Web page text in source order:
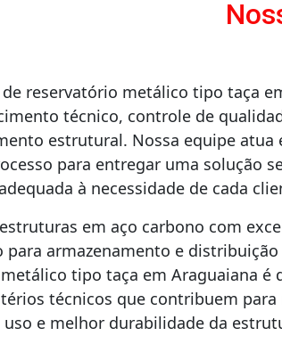
reservatório metálico tipo taça
técnico, controle de
estrutural. Nossa equipe atua
para entregar uma solução
à necessidade de cada
em aço carbono com
para armazenamento e distribuição
tipo taça em Araguaiana é
técnicos que contribuem para
uso e melhor durabilidade da